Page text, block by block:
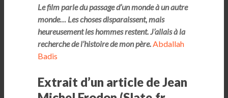
Le film parle du passage d’un monde à un autre
monde… Les choses disparaissent, mais
heureusement les hommes restent. J’allais à la
recherche de l’histoire de mon père.Abdallah
Badis
Extrait d’un article de Jean